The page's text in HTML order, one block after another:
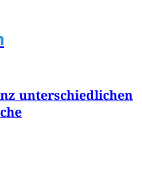
unterschiedlichen